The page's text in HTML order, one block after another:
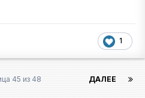
1
ДАЛЕЕ
45 из 48